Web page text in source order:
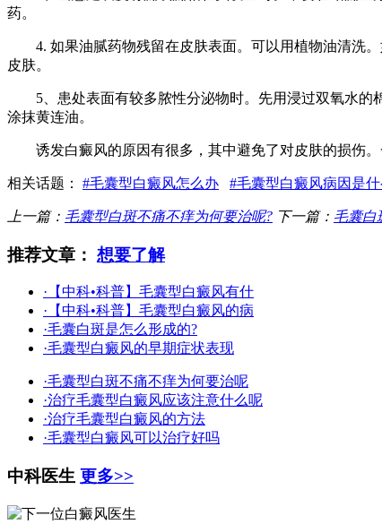
药。
4. 如果油腻药物残留在皮肤表面。可以用植物油清洗。
皮肤。
5、患处表面有较多脓性分泌物时。先用浸过双氧水的
涂抹黄连油。
诱发白癜风的原因有很多，其中避免了对皮肤的损伤。
相关话题： #毛囊型白癜风怎么办 #毛囊型白癜风病因是什
上一篇： 毛囊型白斑不痛不痒为何要治呢? 下一篇： 毛囊白
推荐文章： 想要了解
·【中科•科普】毛囊型白癜风有什
·【中科•科普】毛囊型白癜风的病
·毛囊白斑是怎么形成的?
·毛囊型白癜风的早期症状表现
·毛囊型白斑不痛不痒为何要治呢
·治疗毛囊型白癜风应该注意什么呢
·治疗毛囊型白癜风的方法
·毛囊型白癜风可以治疗好吗
中科医生 更多>>